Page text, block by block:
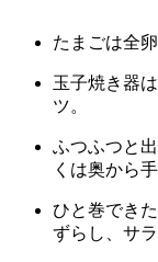
たまごは全
玉子焼き器
ツ。
ふつふつと
くは奥から
ひと巻でき
ずらし、サ